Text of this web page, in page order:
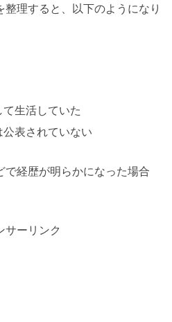
理すると、以下のようになり
生活していた
表されていない
経歴が明らかになった場合
サーリンク